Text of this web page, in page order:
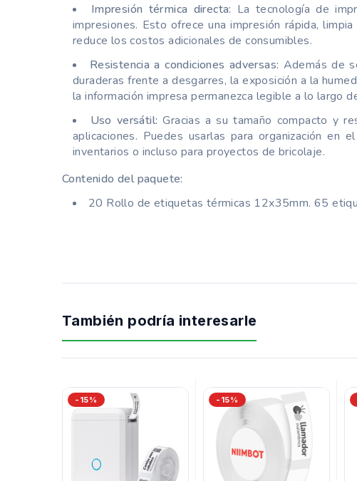
Impresión térmica directa: La tecnología de
impresiones. Esto ofrece una impresión rápida,
reduce los costos adicionales de consumibles.
Resistencia a condiciones adversas: Además de
duraderas frente a desgarres, la exposición a la
la información impresa permanezca legible a lo largo
Uso versátil: Gracias a su tamaño compacto y
aplicaciones. Puedes usarlas para organización en
inventarios o incluso para proyectos de bricolaje.
Contenido del paquete:
20 Rollo de etiquetas térmicas 12x35mm. 65
También podría interesarle
-15% -15%